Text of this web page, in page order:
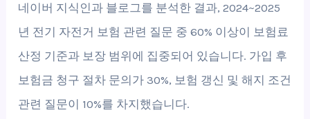
네이버 지식인과 블로그를 분석한 결과, 2024~2025
년 전기 자전거 보험 관련 질문 중 60% 이상이 보험료
산정 기준과 보장 범위에 집중되어 있습니다. 가입 후
보험금 청구 절차 문의가 30%, 보험 갱신 및 해지 조건
관련 질문이 10%를 차지했습니다.